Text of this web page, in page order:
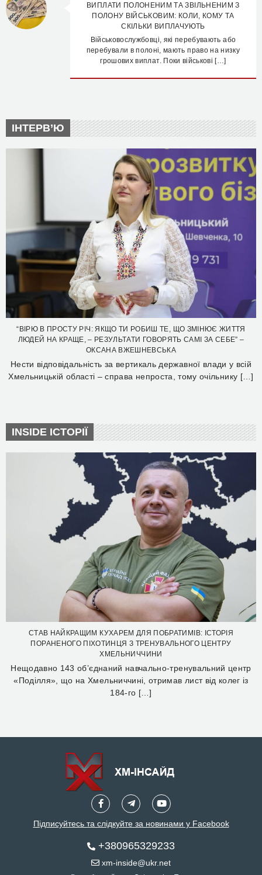
ВИПЛАТИ ПОЛОНЕНИМ ТА ЗВІЛЬНЕНИМ З
ПОЛОНУ ВІЙСЬКОВИМ: КОЛИ, КОМУ ТА
СКІЛЬКИ ВИПЛАЧУЮТЬ
Військовослужбовці, які перебувають або
перебували в полоні, мають право на низку
грошових виплат. Поки військові […]
ІНТЕРВ’Ю
“ВІРЮ В ПРОСТУ РІЧ: ЯКЩО ТИ РОБИШ ТЕ, ЩО ЗМІНЮЄ ЖИТТЯ
ЛЮДЕЙ НА КРАЩЕ, – РЕЗУЛЬТАТИ ГОВОРЯТЬ САМІ ЗА СЕБЕ” –
ОКСАНА ВЖЕШНЕВСЬКА
Нести відповідальність за вертикаль державної влади у всій
Хмельницькій області – справа непроста, тому очільнику […]
INSIDE ІСТОРІЇ
СТАВ НАЙКРАЩИМ КУХАРЕМ ДЛЯ ПОБРАТИМІВ: ІСТОРІЯ
ПОРАНЕНОГО ПІХОТИНЦЯ З ТРЕНУВАЛЬНОГО ЦЕНТРУ
ХМЕЛЬНИЧЧИНИ
Нещодавно 143 об’єднаний навчально-тренувальний центр
«Поділля», що на Хмельниччині, отримав лист від колег із
184-го […]
Підписуйтесь та слідкуйте за новинами у Facebook
+380965329233
xm-inside@ukr.net